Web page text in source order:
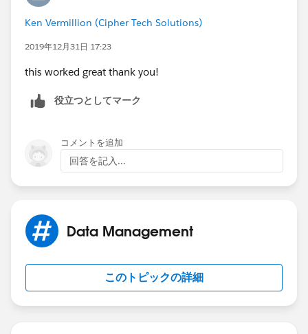
Ken Vermillion (Cipher Tech Solutions)
2019年12月31日 17:23
this worked great thank you!
役立つとしてマーク
コメントを追加
回答を記入...
Data Management
このトピックの詳細